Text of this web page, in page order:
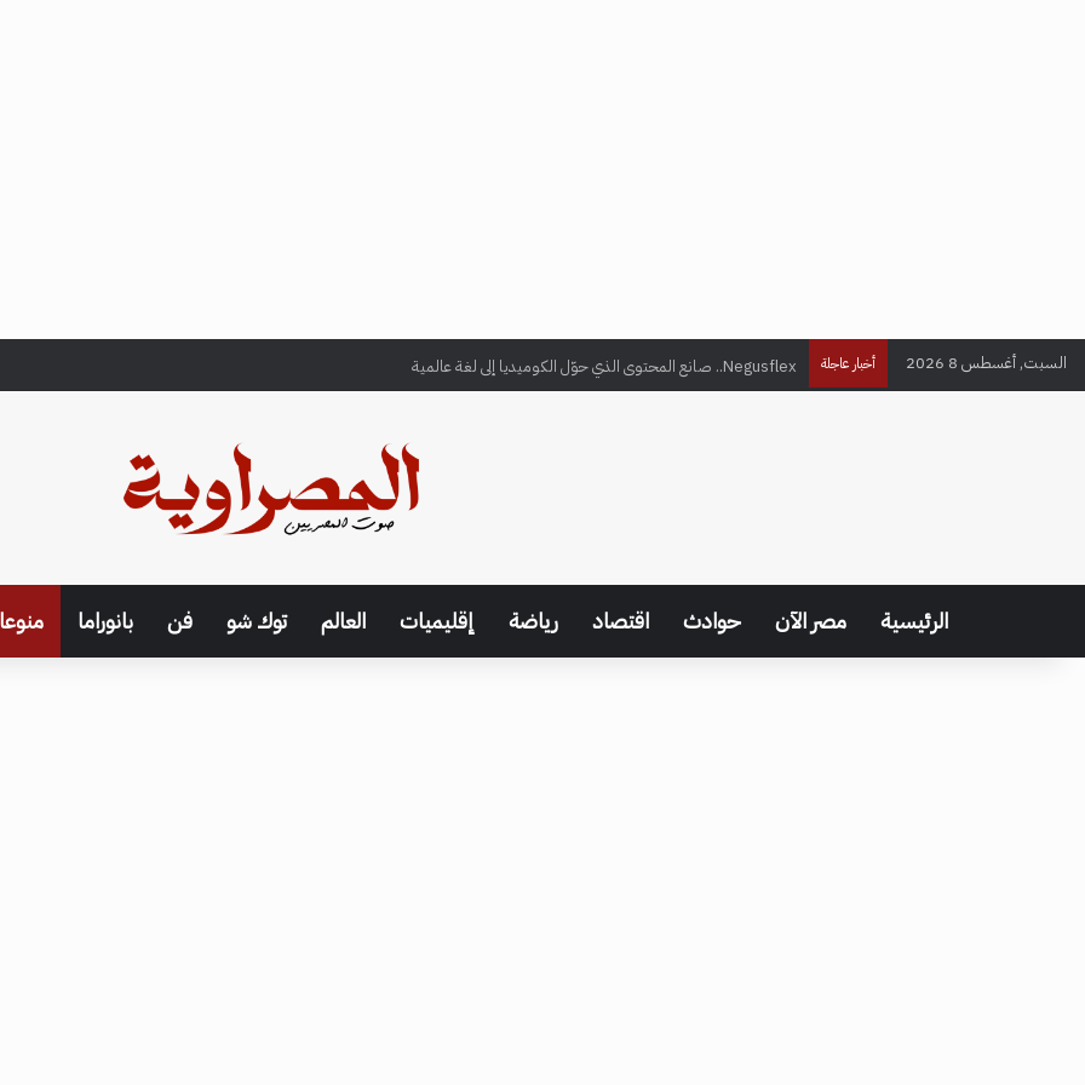
السبت, أغسطس 8 2026 أخبار عاجلة Negusflex.. صانع المحتوى الذي حوّل الكوميديا إلى لغة عالمية
الرئيسية مصر الآن حوادث اقتصاد رياضة إقليميات العالم توك شو فن بانوراما